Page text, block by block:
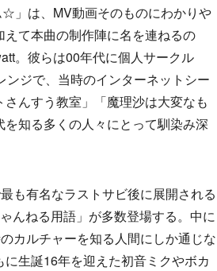
」は、MV動画そのものにわかりや
て本曲の制作陣に名を連ねるの
。彼らは00年代に個人サークル
ンジで、当時のインターネットシー
んすう教室」「魔理沙は大変なも
知る多くの人々にとって馴染み深
も有名なラストサビ後に展開される
んねる用語」が多数登場する。中に
カルチャーを知る人間にしか通じな
生誕16年を迎えた初音ミクやボカ